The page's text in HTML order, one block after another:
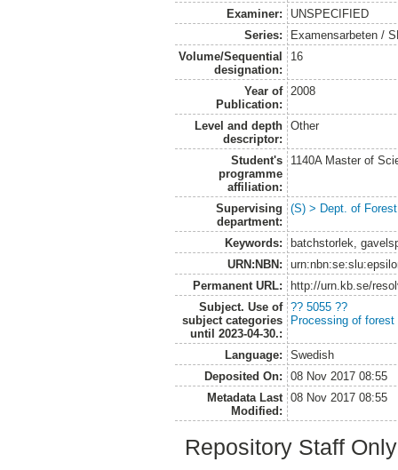
Examiner:
UNSPECIFIED
Series:
Examensarbeten /
Volume/Sequential
designation:
16
Year of
Publication:
2008
Level and depth
descriptor:
Other
Student's
programme
affiliation:
1140A Master of
Supervising
department:
(S) > Dept. of
Keywords:
batchstorlek,
URN:NBN:
Permanent URL:
http://urn.kb.se/
Subject. Use of
subject categories
until 2023-04-30.:
?? 5055 ??
Processing of forest
Language:
Swedish
Deposited On:
08 Nov 2017 08:55
Metadata Last
Modified:
08 Nov 2017 08:55
Repository Staff